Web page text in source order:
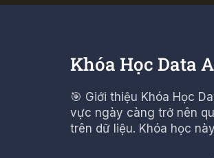
Khóa Học Data
🎯 Giới thiệu Khóa Học
vực ngày càng trở nên
trên dữ liệu. Khóa học